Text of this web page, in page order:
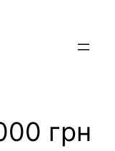
грн